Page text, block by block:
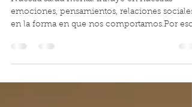
renovación en nuestra mente
emociones, pensamientos, relaciones